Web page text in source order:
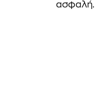
ασφαλή.